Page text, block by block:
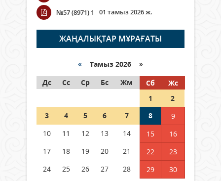
Wi-Fi ҚАБЫРҒА АРҚЫЛЫ ҚАЛАЙ
ӨТЕДІ?
06 тамыз 2026 ж. 263
граждане Казахстана,
05 тамыз 2026 ж. 144
Шетелде жүрген Қазақстан
азаматтары қалай дауыс бере
№57 (8971) 1
01 тамыз 2026 ж.
ЖАҢАЛЫҚТАР МҰРАҒАТЫ
« Тамыз 2026 »
Дс
Сс Ср Бс Жм Сб
Жс
1
2
3
4 5 6 7 8
9
10
11 12 13 14 15
16
17
18 19 20 21 22
23
24
25 26 27 28 29
30